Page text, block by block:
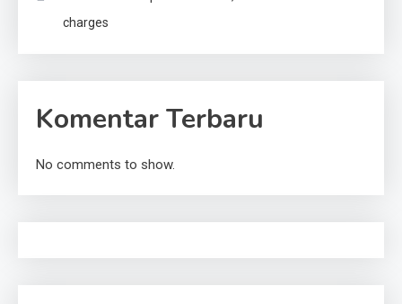
charges
Komentar Terbaru
No comments to show.